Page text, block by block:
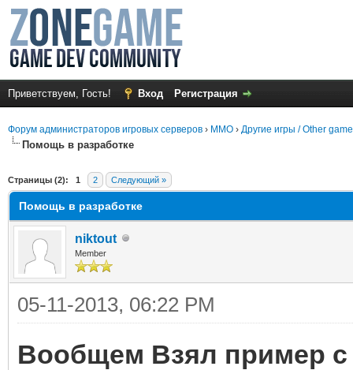
Приветствуем, Гость! Вход Регистрация
Форум администраторов игровых серверов › MMO › Другие игры / Other
Помощь в разработке
Страницы (2): 1 2 Следующий »
Помощь в разработке
niktout
Member
05-11-2013, 06:22 PM
Вообщем Взял пример с